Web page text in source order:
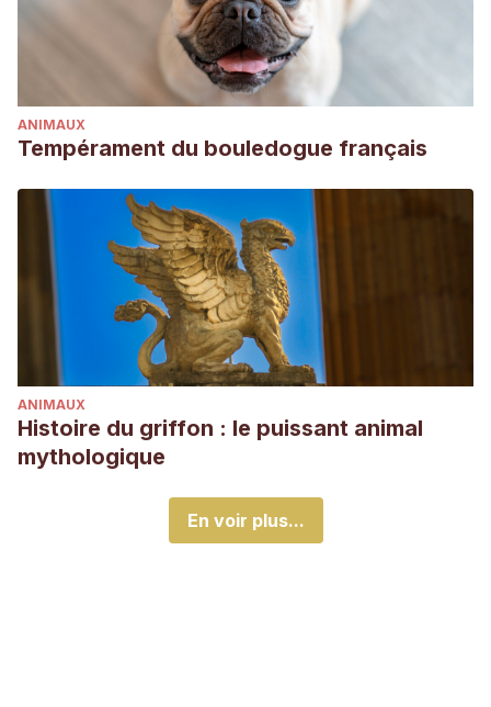
ANIMAUX
Tempérament du bouledogue français
ANIMAUX
Histoire du griffon : le puissant animal
mythologique
En voir plus...